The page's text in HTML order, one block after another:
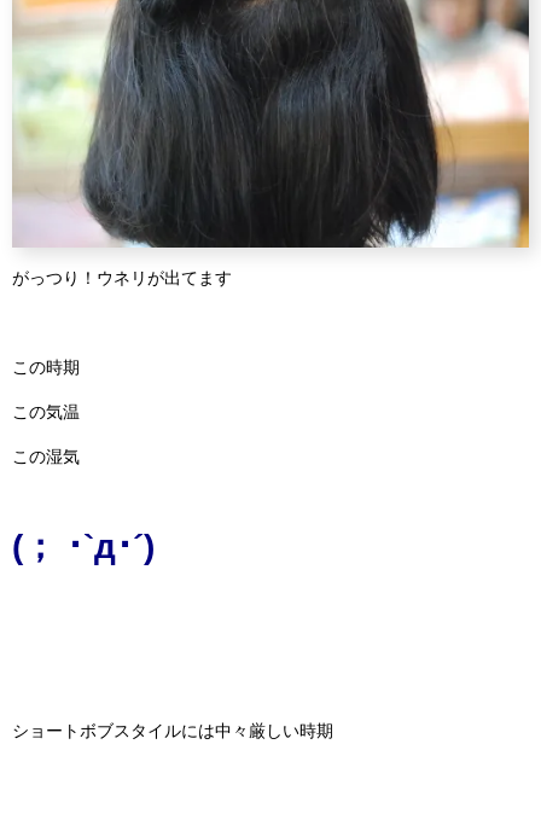
がっつり！ウネリが出てます
この時期
この気温
この湿気
(； ･`д･´)
ショートボブスタイルには中々厳しい時期